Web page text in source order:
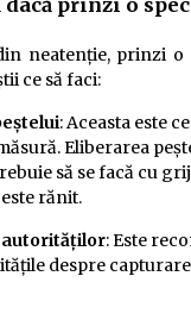
dacă prinzi o
neatenție, prinzi o
ce să faci:
: Aceasta este
Eliberarea
să se facă cu
rănit.
: Este
despre